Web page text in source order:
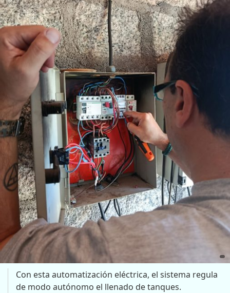
Con esta automatización eléctrica, el sistema regula
de modo autónomo el llenado de tanques.